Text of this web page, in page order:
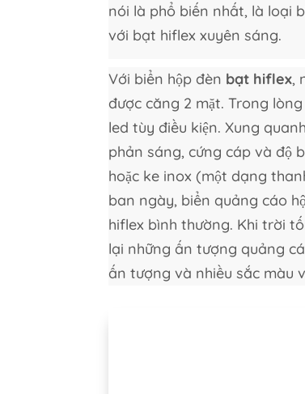
nói là phổ biến nhất, là loại
với bạt hiflex xuyên sáng.
Với biển hộp đèn bạt hiflex,
được căng 2 mặt. Trong
led tùy điều kiện. Xung
phản sáng, cứng cáp và độ
hoặc ke inox (một dạng
ban ngày, biển quảng cáo
hiflex bình thường. Khi trời
lại những ấn tượng quảng
ấn tượng và nhiều sắc màu